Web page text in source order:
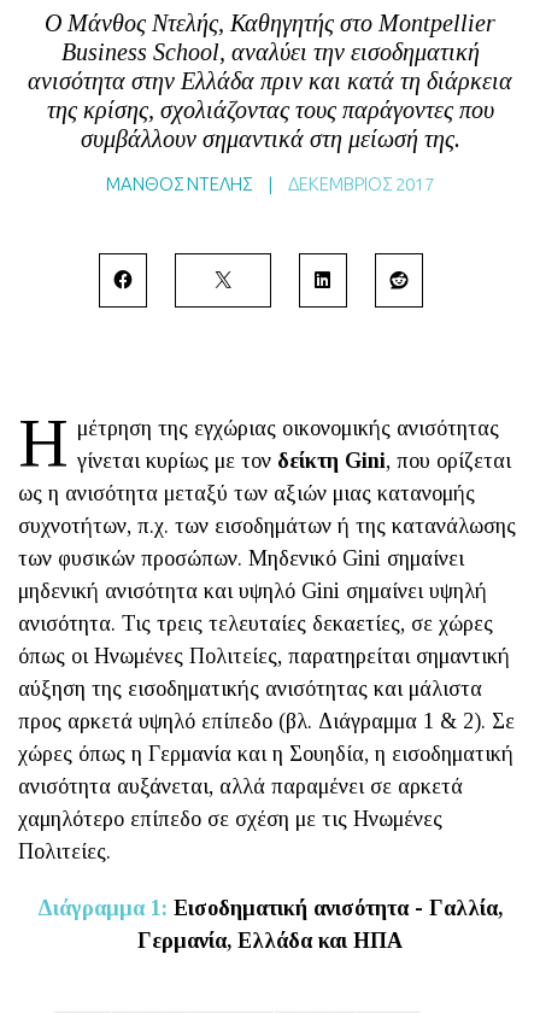
ABOUT
ΕΠΙΚΟΙΝΩΝΙΑ
ΕΚΔΟΣΕΙΣ
Ο Μάνθος Ντελής, Καθηγητής στο Montpellier
Business School, αναλύει την εισοδηματική
ανισότητα στην Ελλάδα πριν και κατά τη διάρκεια
της κρίσης, σχολιάζοντας τους παράγοντες που
συμβάλλουν σημαντικά στη μείωσή της.
ΜΑΝΘΟΣ ΝΤΕΛΗΣ | ΔΕΚΈΜΒΡΙΟΣ 2017
Η μέτρηση της εγχώριας οικονομικής ανισότητας
γίνεται κυρίως με τον δείκτη Gini, που ορίζεται
ως η ανισότητα μεταξύ των αξιών μιας κατανομής
συχνοτήτων, π.χ. των εισοδημάτων ή της κατανάλωσης
των φυσικών προσώπων. Μηδενικό Gini σημαίνει
μηδενική ανισότητα και υψηλό Gini σημαίνει υψηλή
ανισότητα. Τις τρεις τελευταίες δεκαετίες, σε χώρες
όπως οι Ηνωμένες Πολιτείες, παρατηρείται σημαντική
αύξηση της εισοδηματικής ανισότητας και μάλιστα
προς αρκετά υψηλό επίπεδο (βλ. Διάγραμμα 1 & 2). Σε
χώρες όπως η Γερμανία και η Σουηδία, η εισοδηματική
ανισότητα αυξάνεται, αλλά παραμένει σε αρκετά
χαμηλότερο επίπεδο σε σχέση με τις Ηνωμένες
Πολιτείες.
Διάγραμμα 1: Εισοδηματική ανισότητα - Γαλλία,
Γερμανία, Ελλάδα και ΗΠΑ